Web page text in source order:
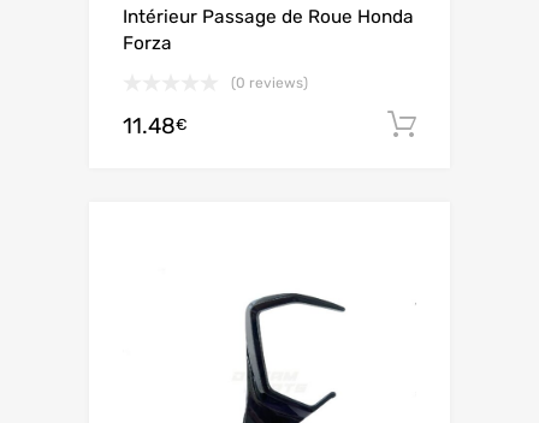
Intérieur Passage de Roue Honda
Forza
(0 reviews)
11.48€